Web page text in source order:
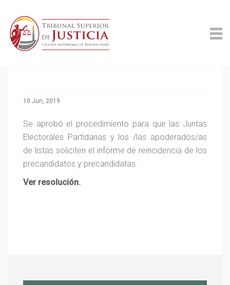
10 Jun, 2019
Se aprobó el procedimiento para que las Juntas
Electorales Partidarias y los /las apoderados/as
de listas soliciten el informe de reincidencia de los
precandidatos y precandidatas.
Ver resolución.